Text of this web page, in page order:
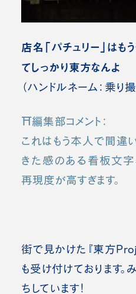
店名「パチュリー」はも
てしっかり東方なんよ
（ハンドルネーム：乗り撮
⛩️編集部コメント：
これはもう本人で間違
きた感のある看板文字
再現度が高すぎます。
街で見かけた『東方
も受け付けております
ちしています！